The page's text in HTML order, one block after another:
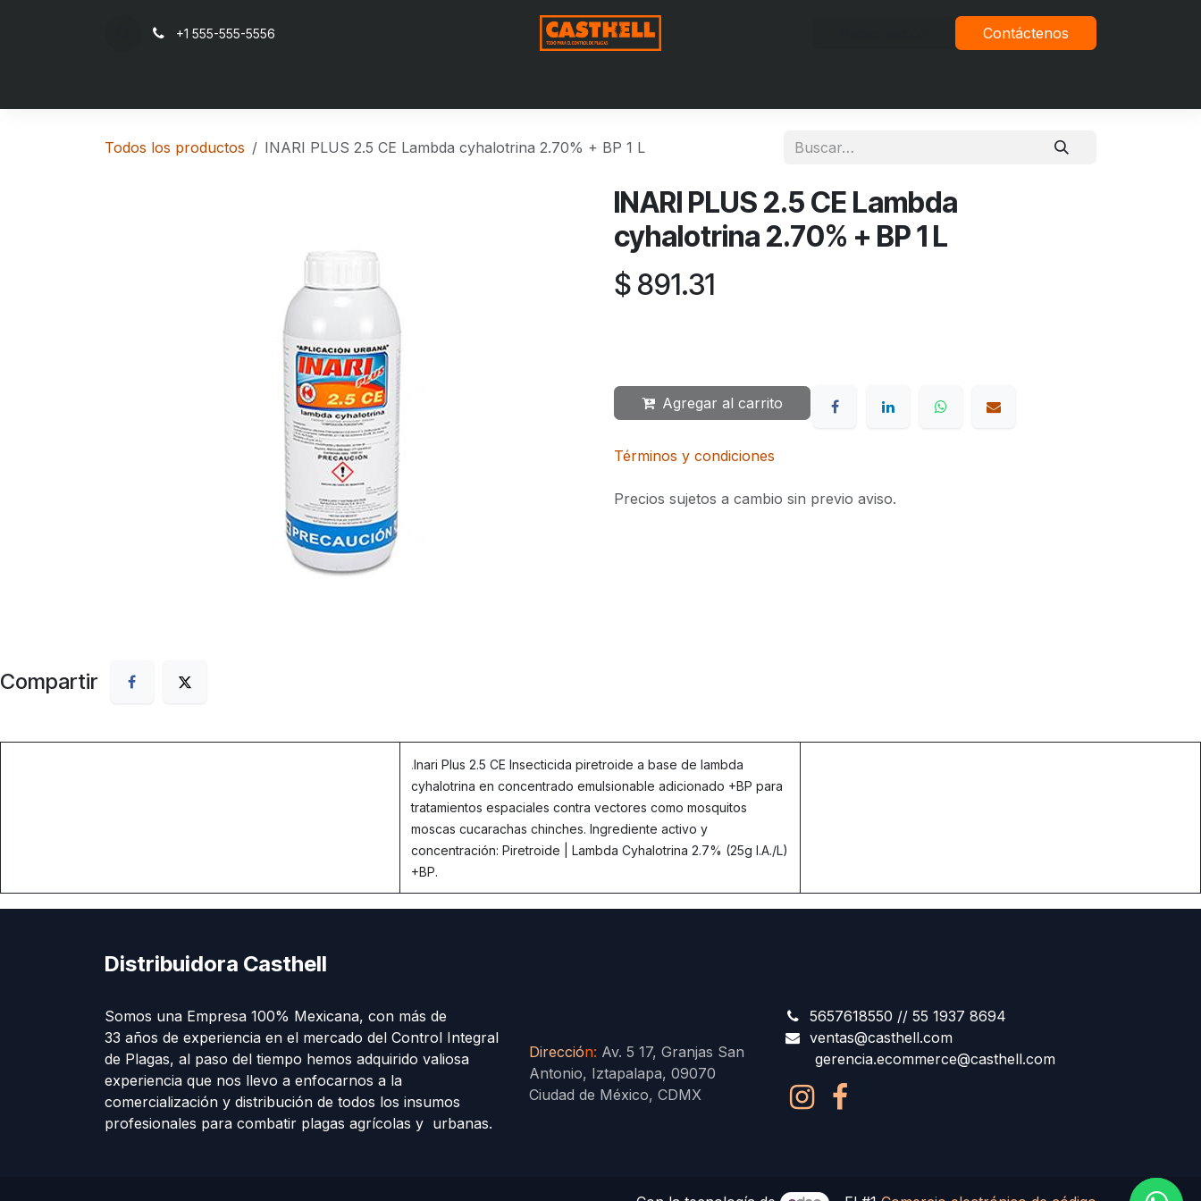
+1 555-555-5556 Contáctenos
Todos los productos INARI PLUS 2.5 CE Lambda cyhalotrina 2.70% + BP 1 L
INARI PLUS 2.5 CE Lambda
cyhalotrina 2.70% + BP 1 L
$ 891.31
Agregar al carrito
Términos y condiciones
Precios sujetos a cambio sin previo aviso.
Compartir
.Inari Plus 2.5 CE Insecticida piretroide a base de lambda
cyhalotrina en concentrado emulsionable adicionado +BP para
tratamientos espaciales contra vectores como mosquitos
moscas cucarachas chinches. Ingrediente activo y
concentración: Piretroide | Lambda Cyhalotrina 2.7% (25g I.A./L)
+BP.
Distribuidora Casthell
Somos una Empresa 100% Mexicana, con más de
33 años de experiencia en el mercado del Control Integral
de Plagas, al paso del tiempo hemos adquirido valiosa
experiencia que nos llevo a enfocarnos a la
comercialización y distribución de todos los insumos
profesionales para combatir plagas agrícolas y urbanas.
Dirección: Av. 5 17, Granjas San
Antonio, Iztapalapa, 09070
Ciudad de México, CDMX
5657618550 // 55 1937 8694
ventas@casthell.com
gerencia.ecommerce@casthell.com